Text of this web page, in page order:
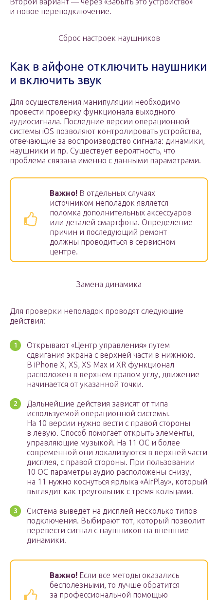
и новое переподключение.
Сброс настроек наушников
Как в айфоне отключить наушники
и включить звук
Для осуществления манипуляции необходимо
провести проверку функционала выходного
аудиосигнала. Последние версии операционной
системы iOS позволяют контролировать устройства,
отвечающие за воспроизводство сигнала: динамики,
наушники и пр. Существует вероятность, что
проблема связана именно с данными параметрами.
Важно! В отдельных случаях
источником неполадок является
поломка дополнительных аксессуаров
или деталей смартфона. Определение
причин и последующий ремонт
должны проводиться в сервисном
центре.
Замена динамика
Для проверки неполадок проводят следующие
действия:
Открывают «Центр управления» путем
сдвигания экрана с верхней части в нижнюю.
В iPhone X, XS, XS Max и XR функционал
расположен в верхнем правом углу, движение
начинается от указанной точки.
Дальнейшие действия зависят от типа
используемой операционной системы.
На 10 версии нужно вести с правой стороны
в левую. Способ помогает открыть элементы,
управляющие музыкой. На 11 ОС и более
современной они локализуются в верхней части
дисплея, с правой стороны. При пользовании
10 ОС параметры аудио расположены снизу,
на 11 нужно коснуться ярлыка «AirPlay», который
выглядит как треугольник с тремя кольцами.
Система выведет на дисплей несколько типов
подключения. Выбирают тот, который позволит
перевести сигнал с наушников на внешние
динамики.
Важно! Если все методы оказались
бесполезными, то лучше обратится
за профессиональной помощью